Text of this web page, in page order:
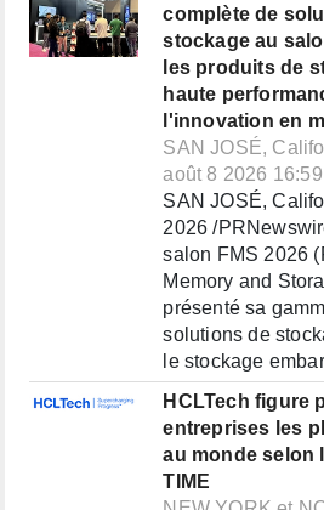
complète de
stockage au
les produits de
haute
l'innovation en
SAN JOSÉ,
août 8 2026 16:59
SAN JOSÉ,
2026 /
salon FMS 2026
Memory and
présenté sa
solutions de
le stockage
HCLTech figure
entreprises les
au monde selon
TIME